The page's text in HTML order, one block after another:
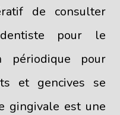
de consulter
pour le
périodique pour
et gencives se
gingivale est une